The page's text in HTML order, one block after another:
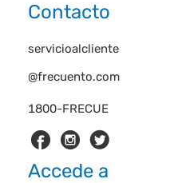
Contacto
1800-FRECUE
servicioalcliente
@frecuento.com
Accede a